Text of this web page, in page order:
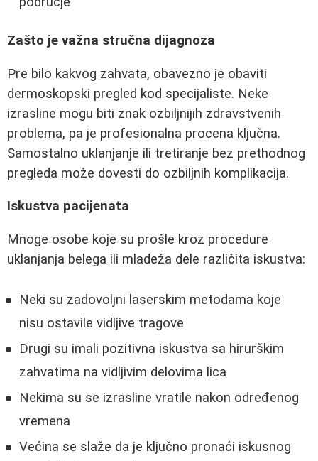
Zašto je važna stručna dijagnoza
Pre bilo kakvog zahvata, obavezno je obaviti
dermoskopski pregled kod specijaliste. Neke
izrasline mogu biti znak ozbiljnijih zdravstvenih
problema, pa je profesionalna procena ključna.
Samostalno uklanjanje ili tretiranje bez prethodnog
pregleda može dovesti do ozbiljnih komplikacija.
Iskustva pacijenata
Mnoge osobe koje su prošle kroz procedure
uklanjanja belega ili mladeža dele različita iskustva:
Neki su zadovoljni laserskim metodama koje
nisu ostavile vidljive tragove
Drugi su imali pozitivna iskustva sa hirurškim
zahvatima na vidljivim delovima lica
Nekima su se izrasline vratile nakon određenog
vremena
Većina se slaže da je ključno pronaći iskusnog